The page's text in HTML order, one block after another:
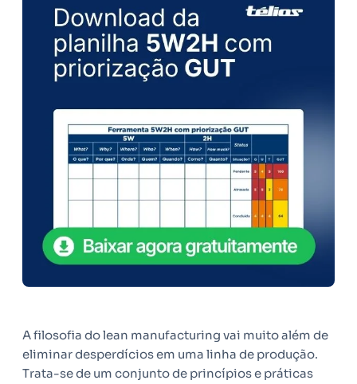
A filosofia do lean manufacturing vai muito além de
eliminar desperdícios em uma linha de produção.
Trata-se de um conjunto de princípios e práticas